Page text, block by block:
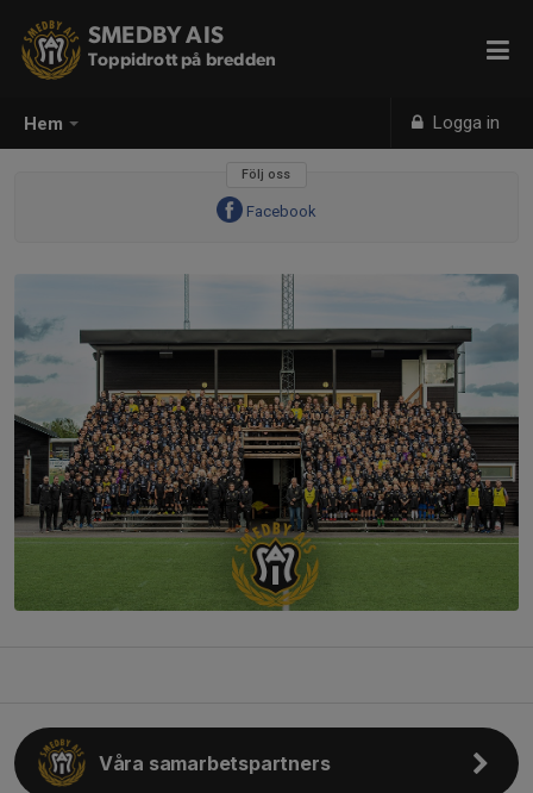
Hem Logga in
SMEDBY AIS
Toppidrott på bredden
Följ oss
Facebook
Våra samarbetspartners